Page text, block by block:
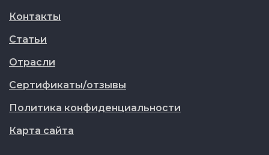
Контакты
Статьи
Отрасли
Сертификаты/отзывы
Политика конфиденциальности
Карта сайта